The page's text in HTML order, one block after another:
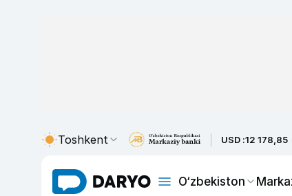
Toshkent USD :12 178,85
O‘zbekiston